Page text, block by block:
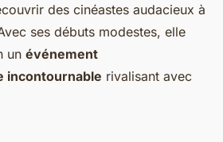
des cinéastes audacieux à
ses débuts modestes, elle
un événement
incontournable rivalisant avec